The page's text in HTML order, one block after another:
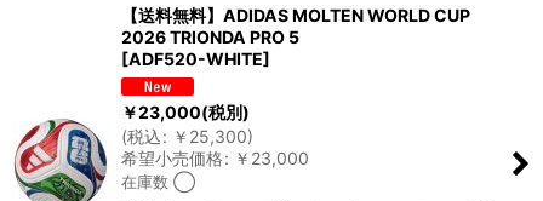
【送料無料】ADIDAS MOLTEN WORLD CUP
2026 TRIONDA PRO 5
[ADF520-WHITE]
￥23,000(税別)
(税込: ￥ 25,300)
希望小売価格: ￥ 23,000
在庫数 ◯